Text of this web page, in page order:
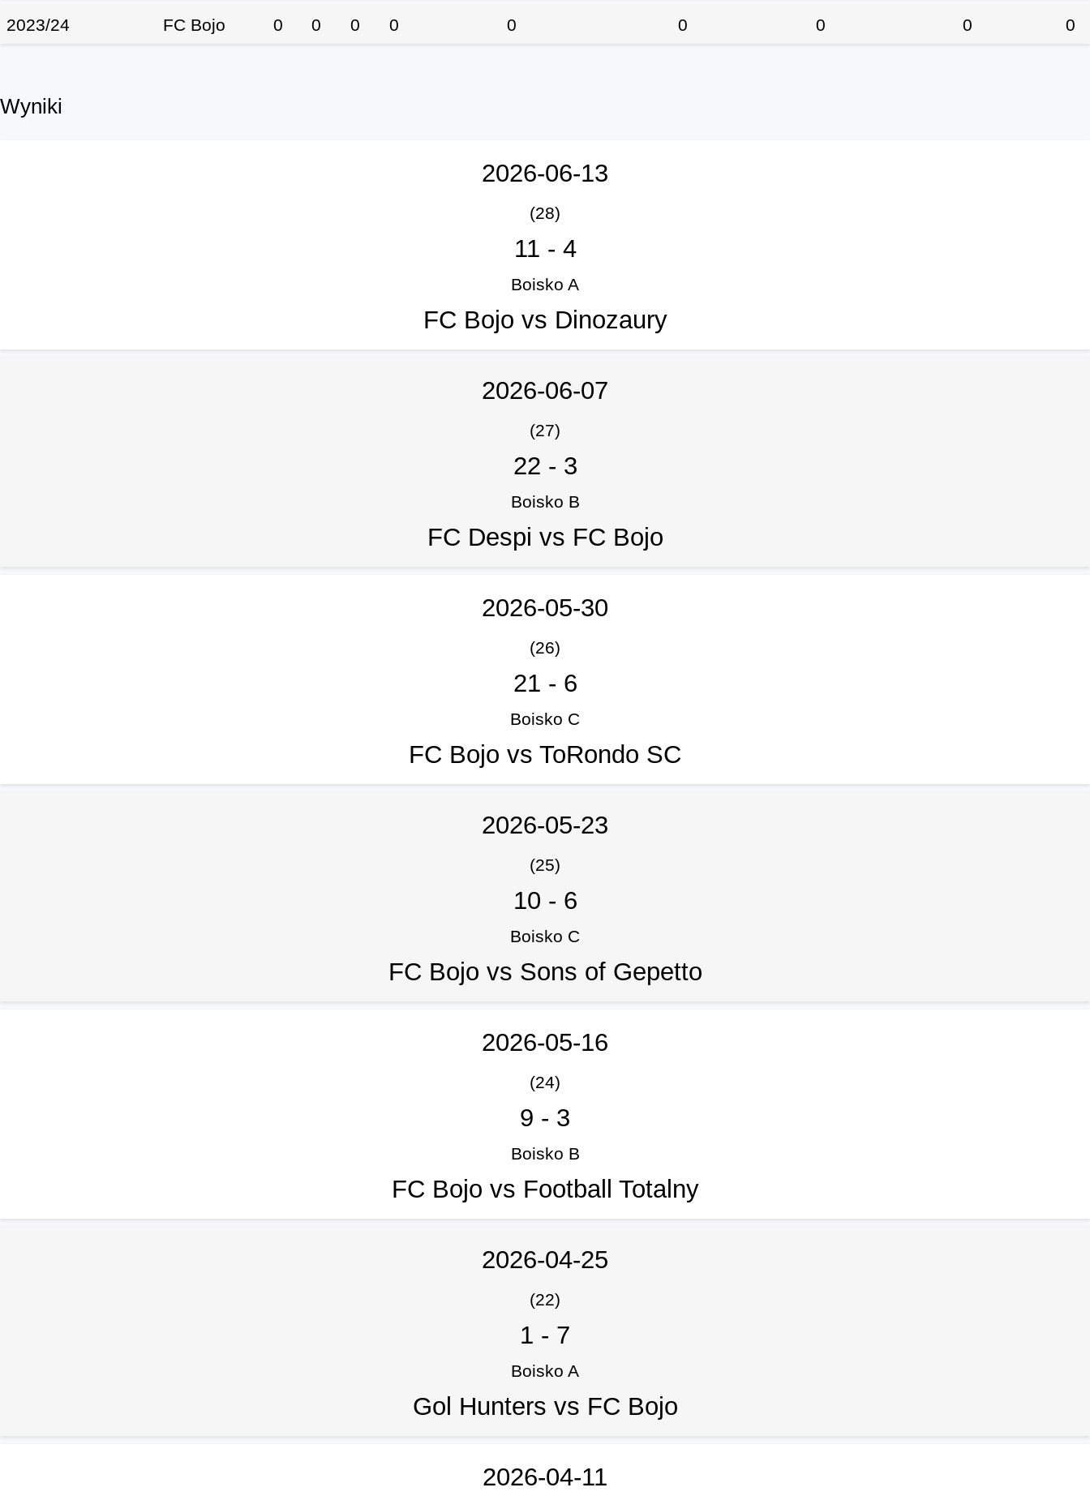
2023/24 FC Bojo 0 0 0 0 0 0 0 0 0
Wyniki
2026-06-13
(28)
11 - 4
Boisko A
FC Bojo vs Dinozaury
2026-06-07
(27)
22 - 3
Boisko B
FC Despi vs FC Bojo
2026-05-30
(26)
21 - 6
Boisko C
FC Bojo vs ToRondo SC
2026-05-23
(25)
10 - 6
Boisko C
FC Bojo vs Sons of Gepetto
2026-05-16
(24)
9 - 3
Boisko B
FC Bojo vs Football Totalny
2026-04-25
(22)
1 - 7
Boisko A
Gol Hunters vs FC Bojo
2026-04-11